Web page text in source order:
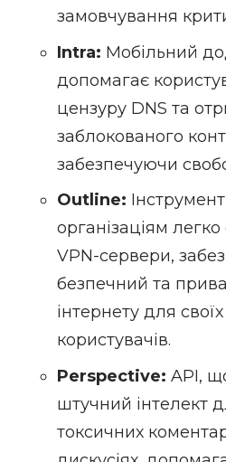
замовчування
Intra: Мобільний
допомагає
цензуру DNS та
заблокованого
забезпечуючи
Outline:
організаціям
VPN-сервери,
безпечний та
інтернету для
користувачів.
Perspective: API,
штучний інтелект
токсичних